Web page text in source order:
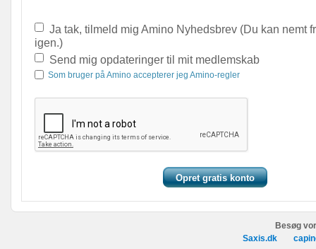
Ja tak, tilmeld mig Amino Nyhedsbrev (Du kan nemt
igen.)
Send mig opdateringer til mit medlemskab
Som bruger på Amino accepterer jeg Amino-regler
Besøg
Saxis.dk